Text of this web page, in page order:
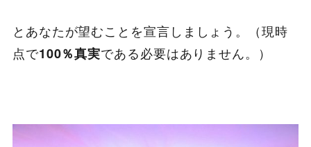
とあなたが望むことを宣言しましょう。（現時
点で100％真実である必要はありません。）